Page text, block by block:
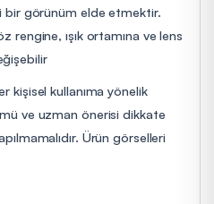
bir görünüm elde etmektir.
rengine, ışık ortamına ve lens
kişisel kullanıma yönelik
ve uzman önerisi dikkate
Ürün görselleri